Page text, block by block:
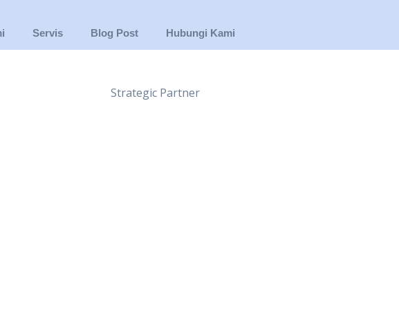
Servis Blog Post Hubungi Kami
Strategic Partner